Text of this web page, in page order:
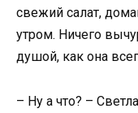
свежий салат,
утром. Ничего
душой, как она
– Ну а что? –